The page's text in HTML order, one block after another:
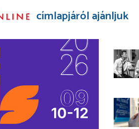
címlapjáról ajánljuk